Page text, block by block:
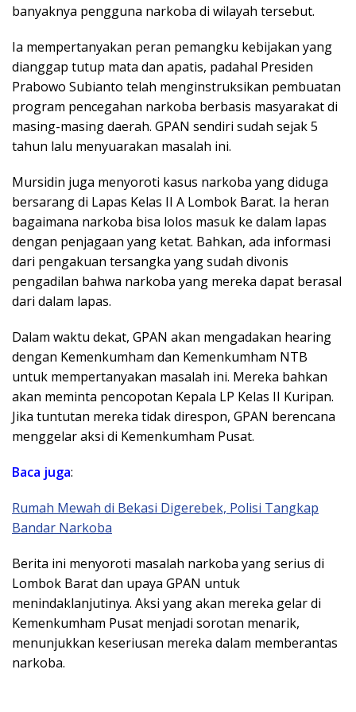
banyaknya pengguna narkoba di wilayah tersebut.
Ia mempertanyakan peran pemangku kebijakan yang
dianggap tutup mata dan apatis, padahal Presiden
Prabowo Subianto telah menginstruksikan pembuatan
program pencegahan narkoba berbasis masyarakat di
masing-masing daerah. GPAN sendiri sudah sejak 5
tahun lalu menyuarakan masalah ini.
Mursidin juga menyoroti kasus narkoba yang diduga
bersarang di Lapas Kelas II A Lombok Barat. Ia heran
bagaimana narkoba bisa lolos masuk ke dalam lapas
dengan penjagaan yang ketat. Bahkan, ada informasi
dari pengakuan tersangka yang sudah divonis
pengadilan bahwa narkoba yang mereka dapat berasal
dari dalam lapas.
Dalam waktu dekat, GPAN akan mengadakan hearing
dengan Kemenkumham dan Kemenkumham NTB
untuk mempertanyakan masalah ini. Mereka bahkan
akan meminta pencopotan Kepala LP Kelas II Kuripan.
Jika tuntutan mereka tidak direspon, GPAN berencana
menggelar aksi di Kemenkumham Pusat.
Baca juga:
Rumah Mewah di Bekasi Digerebek, Polisi Tangkap
Bandar Narkoba
Berita ini menyoroti masalah narkoba yang serius di
Lombok Barat dan upaya GPAN untuk
menindaklanjutinya. Aksi yang akan mereka gelar di
Kemenkumham Pusat menjadi sorotan menarik,
menunjukkan keseriusan mereka dalam memberantas
narkoba.